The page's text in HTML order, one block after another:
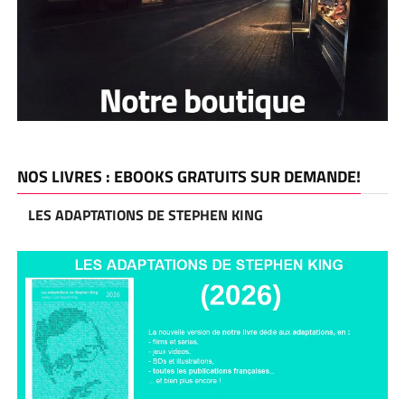
NOS LIVRES : EBOOKS GRATUITS SUR DEMANDE!
LES ADAPTATIONS DE STEPHEN KING